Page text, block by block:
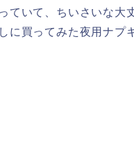
ていて、ちいさいな大
に買ってみた夜用ナプ